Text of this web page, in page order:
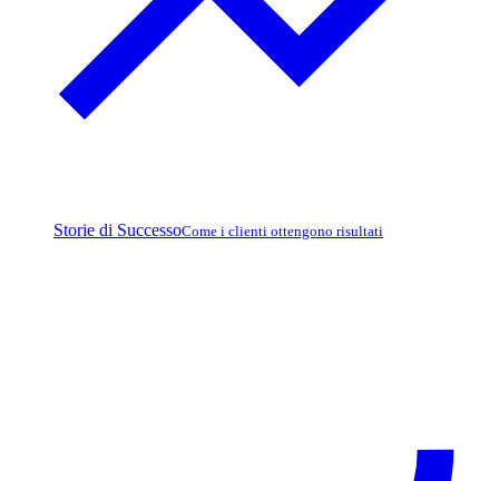
Storie di SuccessoCome i clienti ottengono risultati